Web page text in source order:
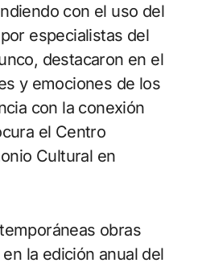
con el uso del
especialistas del
destacaron en el
y emociones de los
con la conexión
el Centro
Cultural en
obras
la edición anual del